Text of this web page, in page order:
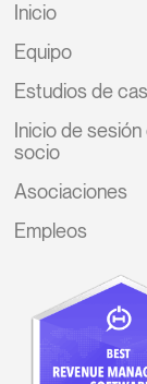
Inicio
Equipo
Estudios de
Inicio de sesión
socio
Asociaciones
Empleos